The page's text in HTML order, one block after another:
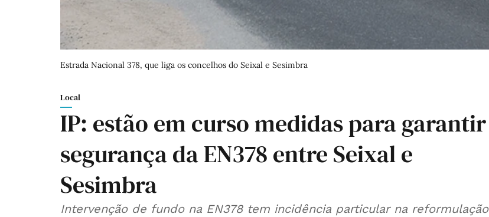
Estrada Nacional 378, que liga os concelhos do Seixal e Sesimbra
Local
IP: estão em curso medidas para garantir
segurança da EN378 entre Seixal e
Sesimbra
Intervenção de fundo na EN378 tem incidência particular na reformulação